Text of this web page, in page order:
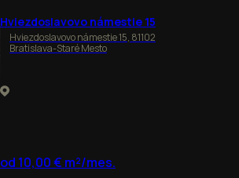
Hviezdoslavovo námestie 15
Hviezdoslavovo námestie 15, 81102
Bratislava-Staré Mesto
od 10,00 € m²/mes.